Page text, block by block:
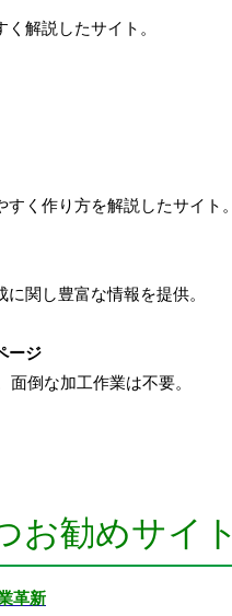
解説したサイト。
く作り方を解説したサイト。
関し豊富な情報を提供。
ージ
倒な加工作業は不要。
お勧めサイト
革新